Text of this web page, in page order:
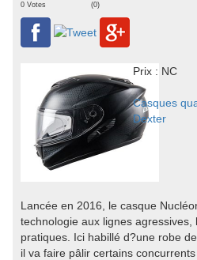
0 Votes (0)
Prix : NC
Casques
Dexter
Lancée en 2016, le casque
technologie aux lignes agressives,
pratiques. Ici habillé d?une robe
il va faire pâlir certains